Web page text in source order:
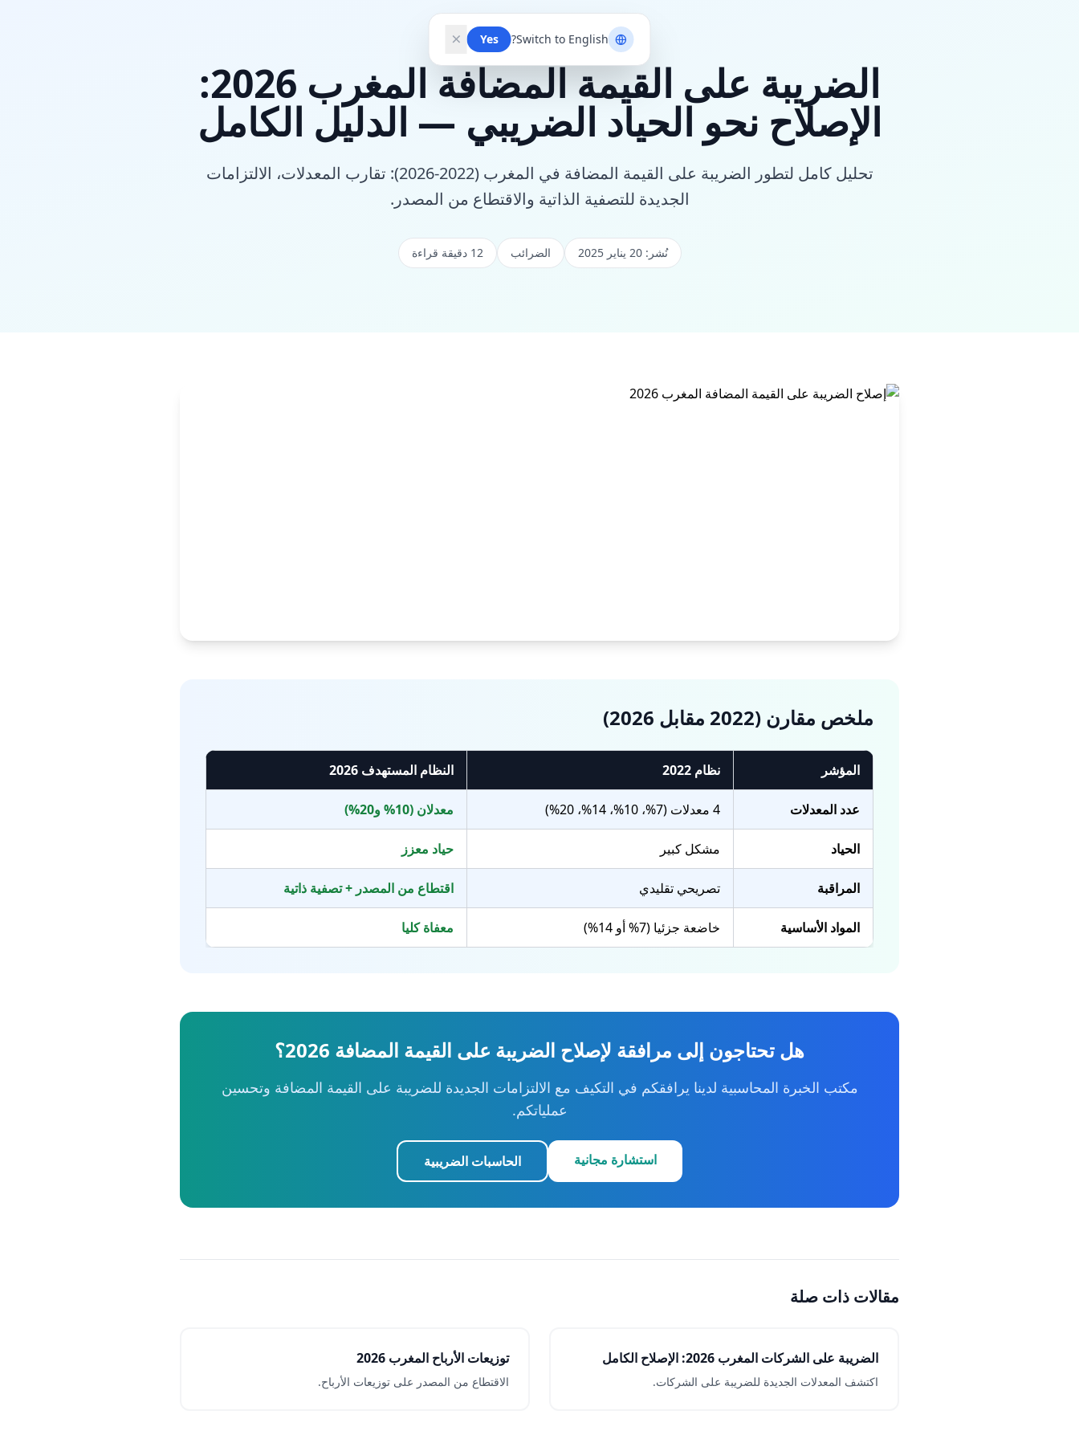
Switch to English?
Yes
الضريبة على القيمة المضافة المغرب 2026:
الإصلاح نحو الحياد الضريبي — الدليل الكامل
تحليل كامل لتطور الضريبة على القيمة المضافة في المغرب (2022-2026): تقارب المعدلات، الالتزامات
الجديدة للتصفية الذاتية والاقتطاع من المصدر.
نُشر: 20 يناير 2025 الضرائب 12 دقيقة قراءة
ملخص مقارن (2022 مقابل 2026)
المؤشر نظام 2022 النظام المستهدف 2026
عدد المعدلات 4 معدلات (7%، 10%، 14%، 20%) معدلان (10% و20%)
الحياد مشكل كبير حياد معزز
المراقبة تصريحي تقليدي اقتطاع من المصدر + تصفية ذاتية
المواد الأساسية خاضعة جزئيا (7% أو 14%) معفاة كليا
هل تحتاجون إلى مرافقة لإصلاح الضريبة على القيمة المضافة 2026؟
مكتب الخبرة المحاسبية لدينا يرافقكم في التكيف مع الالتزامات الجديدة للضريبة على القيمة المضافة وتحسين
عملياتكم.
استشارة مجانية الحاسبات الضريبية
مقالات ذات صلة
الضريبة على الشركات المغرب 2026: الإصلاح الكامل
اكتشف المعدلات الجديدة للضريبة على الشركات.
توزيعات الأرباح المغرب 2026
الاقتطاع من المصدر على توزيعات الأرباح.